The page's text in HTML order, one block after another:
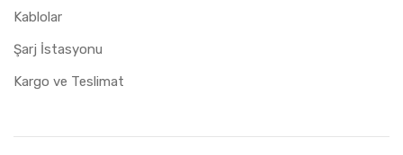
Kablolar
Şarj İstasyonu
Kargo ve Teslimat